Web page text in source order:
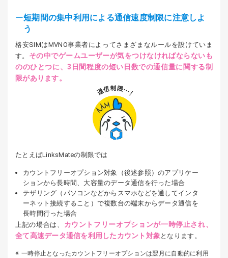
短期間の集中利用による通信速度制限に注意しよ
う
格安SIMはMVNO事業者によってさまざまなルールを設けていま
す。 その中でゲームユーザーが気をつけなければならないも
ののひとつに、3日間程度の短い日数での通信量に関する制
限があります。
たとえばLinksMateの制限では
カウントフリーオプション対象（後述参照）のアプリケー
ションから長時間、大容量のデータ通信を行った場合
テザリング（パソコンなどからスマホなどを通してインタ
ーネット接続すること）で複数台の端末からデータ通信を
長時間行った場合
上記の場合は、 カウントフリーオプションが一時停止され、
全て高速データ通信を利用したカウント対象 となります。
一時停止となったカウントフリーオプションは翌月に自動的に利用